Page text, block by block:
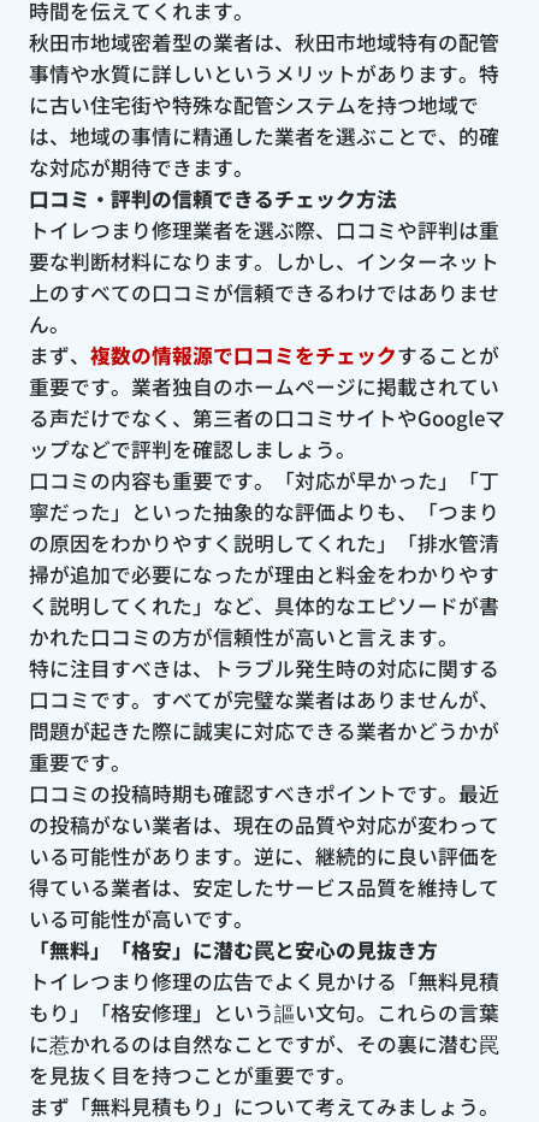
時間を伝えてくれます。
秋田市地域密着型の業者は、秋田市地域特有の配管
事情や水質に詳しいというメリットがあります。特
に古い住宅街や特殊な配管システムを持つ地域で
は、地域の事情に精通した業者を選ぶことで、的確
な対応が期待できます。
口コミ・評判の信頼できるチェック方法
トイレつまり修理業者を選ぶ際、口コミや評判は重
要な判断材料になります。しかし、インターネット
上のすべての口コミが信頼できるわけではありませ
ん。
まず、 複数の情報源で口コミをチェックすることが
重要です。業者独自のホームページに掲載されてい
る声だけでなく、第三者の口コミサイトやGoogleマ
ップなどで評判を確認しましょう。
口コミの内容も重要です。「対応が早かった」「丁
寧だった」といった抽象的な評価よりも、「つまり
の原因をわかりやすく説明してくれた」「排水管清
掃が追加で必要になったが理由と料金をわかりやす
く説明してくれた」など、具体的なエピソードが書
かれた口コミの方が信頼性が高いと言えます。
特に注目すべきは、トラブル発生時の対応に関する
口コミです。すべてが完璧な業者はありませんが、
問題が起きた際に誠実に対応できる業者かどうかが
重要です。
口コミの投稿時期も確認すべきポイントです。最近
の投稿がない業者は、現在の品質や対応が変わって
いる可能性があります。逆に、継続的に良い評価を
得ている業者は、安定したサービス品質を維持して
いる可能性が高いです。
「無料」「格安」に潜む罠と安心の見抜き方
トイレつまり修理の広告でよく見かける「無料見積
もり」「格安修理」という謳い文句。これらの言葉
に惹かれるのは自然なことですが、その裏に潜む罠
を見抜く目を持つことが重要です。
まず「無料見積もり」について考えてみましょう。